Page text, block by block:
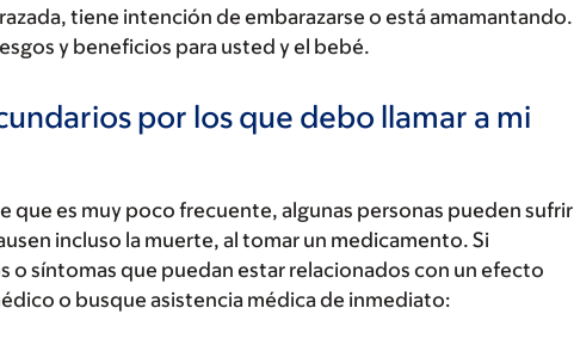
tiene intención de embarazarse o está amamantando.
y beneficios para usted y el bebé.
por los que debo llamar a mi
que es muy poco frecuente, algunas personas pueden sufrir
incluso la muerte, al tomar un medicamento. Si
o síntomas que puedan estar relacionados con un efecto
o busque asistencia médica de inmediato: